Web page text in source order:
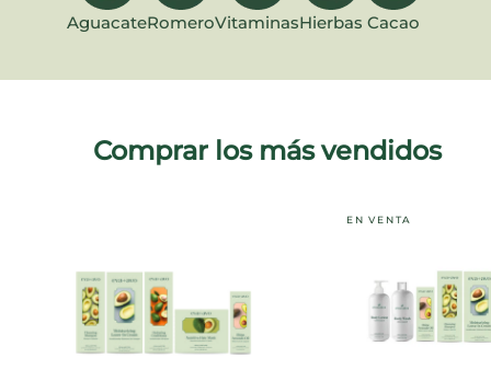
AguacateRomeroVitaminasHierbas Cacao
Comprar los más vendidos
EN VENTA